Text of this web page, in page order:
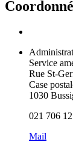
Service
Rue St-
Case
1030
021 706
Mail